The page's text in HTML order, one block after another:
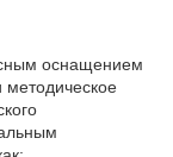
оснащением
методическое